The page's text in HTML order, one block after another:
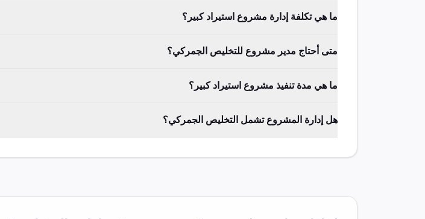
ما هي تكلفة إدارة مشروع استيراد كبير؟
متى أحتاج مدير مشروع للتخليص الجمركي؟
ما هي مدة تنفيذ مشروع استيراد كبير؟
هل إدارة المشروع تشمل التخليص الجمركي؟